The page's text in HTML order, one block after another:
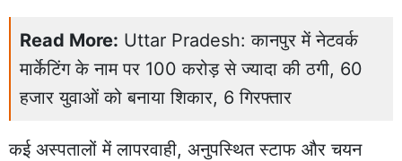
Read More: Uttar Pradesh: कानपुर में नेटवर्क
मार्केटिंग के नाम पर 100 करोड़ से ज्यादा की ठगी, 60
हजार युवाओं को बनाया शिकार, 6 गिरफ्तार
कई अस्पतालों में लापरवाही, अनुपस्थित स्टाफ और चयन